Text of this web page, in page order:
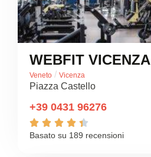
WEBFIT VICENZA
Veneto / Vicenza
Piazza Castello
+39 0431 96276
    
Basato su 189 recensioni